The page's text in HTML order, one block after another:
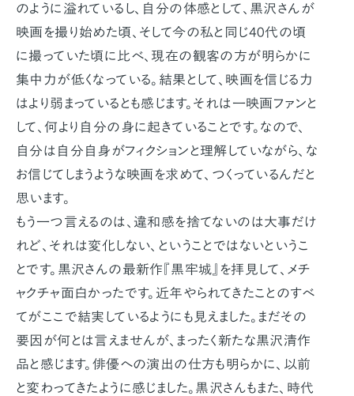
のように溢れているし、自分の体感として、黒沢さんが
映画を撮り始めた頃、そして今の私と同じ40代の頃
に撮っていた頃に比べ、現在の観客の方が明らかに
集中力が低くなっている。結果として、映画を信じる力
はより弱まっているとも感じます。それは一映画ファンと
して、何より自分の身に起きていることです。なので、
自分は自分自身がフィクションと理解していながら、な
お信じてしまうような映画を求めて、つくっているんだと
思います。
もう一つ言えるのは、違和感を捨てないのは大事だけ
れど、それは変化しない、ということではないというこ
とです。黒沢さんの最新作『黒牢城』を拝見して、メチ
ャクチャ面白かったです。近年やられてきたことのすべ
てがここで結実しているようにも見えました。まだその
要因が何とは言えませんが、まったく新たな黒沢清作
品と感じます。俳優への演出の仕方も明らかに、以前
と変わってきたように感じました。黒沢さんもまた、時代